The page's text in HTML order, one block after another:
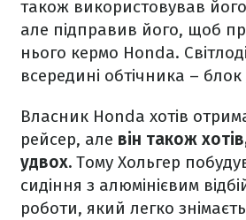
також використовував
але підправив його, щоб
нього кермо Honda.
всередині обтічника –
Власник Honda хотів
рейсер, але він також
удвох. Тому Хольгер
сидіння з алюмінієвим
роботи, який легко